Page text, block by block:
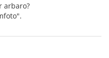
arbaro?